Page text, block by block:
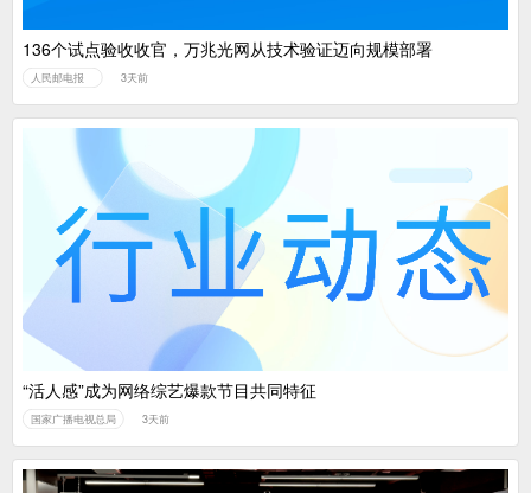
136个试点验收收官，万兆光网从技术验证迈向规模部署
人民邮电报 3天前
“活人感”成为网络综艺爆款节目共同特征
国家广播电视总局 3天前